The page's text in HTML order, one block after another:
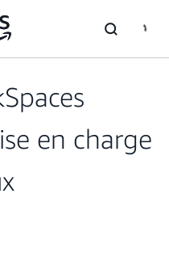
en charge